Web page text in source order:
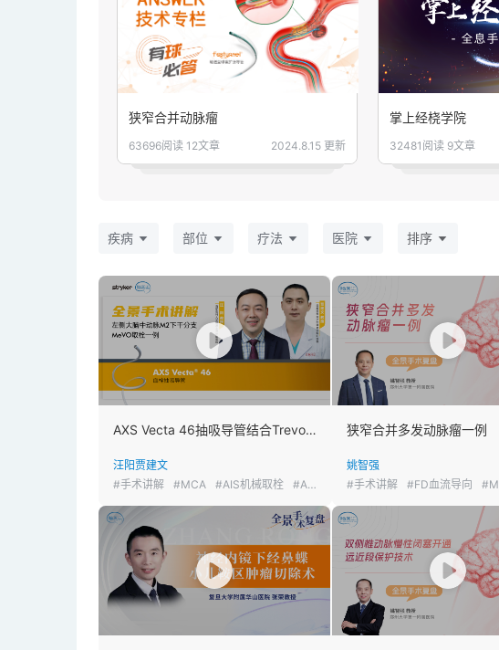
狭窄合并动脉瘤
63696阅读 12文章 2024.8.15 更新
掌上经桡学院
32481阅读 9文章
疾病 部位 疗法 医院 排序
AXS Vecta 46抽吸导管结合Trevo NXT用于左侧M2下干分支取栓治疗
汪阳 贾建文
#手术讲解
#MCA #AIS机械取栓 #AIS
狭窄合并多发动脉瘤一例
姚智强
#手术讲解
#FD血流导向